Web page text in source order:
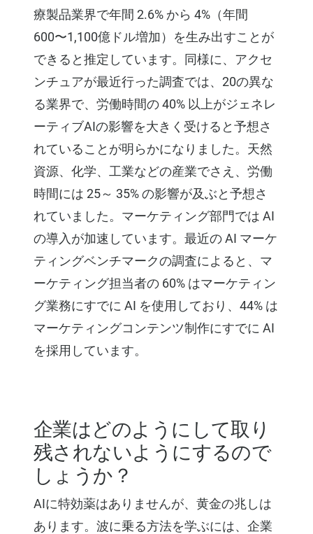
療製品業界で年間 2.6% から 4%（年間
600〜1,100億ドル増加）を生み出すことが
できると推定しています。同様に、アクセ
ンチュアが最近行った調査では、20の異な
る業界で、労働時間の 40% 以上がジェネレ
ーティブAIの影響を大きく受けると予想さ
れていることが明らかになりました。天然
資源、化学、工業などの産業でさえ、労働
時間には 25～ 35% の影響が及ぶと予想さ
れていました。マーケティング部門では AI
の導入が加速しています。最近の AI マーケ
ティングベンチマークの調査によると、マ
ーケティング担当者の 60% はマーケティン
グ業務にすでに AI を使用しており、44% は
マーケティングコンテンツ制作にすでに AI
を採用しています。
企業はどのようにして取り
残されないようにするので
しょうか？
AIに特効薬はありませんが、黄金の兆しは
あります。波に乗る方法を学ぶには、企業